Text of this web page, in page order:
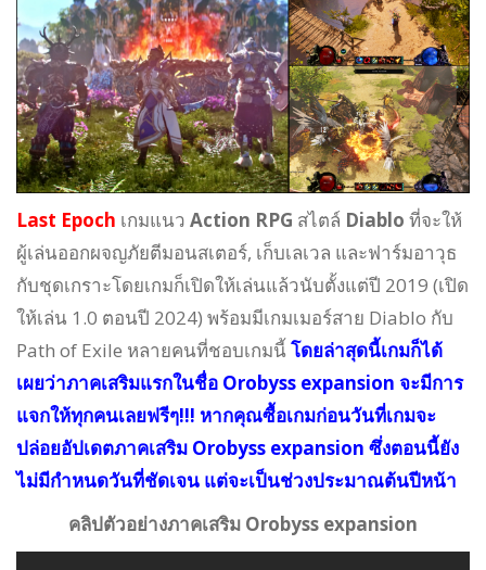
Last Epoch เกมแนว Action RPG สไตล์ Diablo ที่จะให้
ผู้เล่นออกผจญภัยตีมอนสเตอร์, เก็บเลเวล และฟาร์มอาวุธ
กับชุดเกราะโดยเกมก็เปิดให้เล่นแล้วนับตั้งแต่ปี 2019 (เปิด
ให้เล่น 1.0 ตอนปี 2024) พร้อมมีเกมเมอร์สาย Diablo กับ
Path of Exile หลายคนที่ชอบเกมนี้ โดยล่าสุดนี้เกมก็ได้
เผยว่าภาคเสริมแรกในชื่อ Orobyss expansion จะมีการ
แจกให้ทุกคนเลยฟรีๆ!!! หากคุณซื้อเกมก่อนวันที่เกมจะ
ปล่อยอัปเดตภาคเสริม Orobyss expansion ซึ่งตอนนี้ยัง
ไม่มีกำหนดวันที่ชัดเจน แต่จะเป็นช่วงประมาณต้นปีหน้า
คลิปตัวอย่างภาคเสริม Orobyss expansion